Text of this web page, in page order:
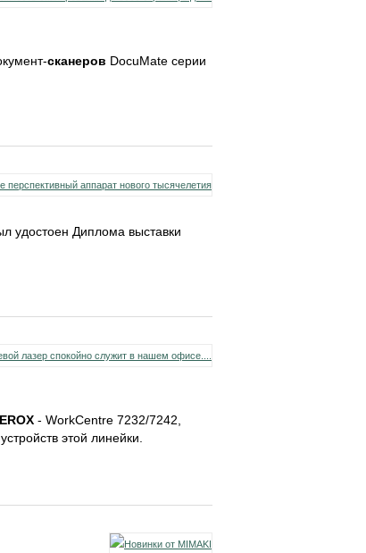
сканеров DocuMate серии
удостоен Диплома выставки
- WorkCentre 7232/7242,
этой линейки.